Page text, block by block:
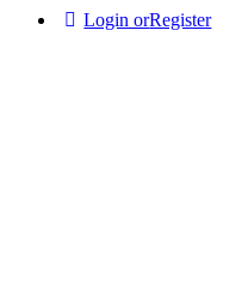
Login orRegister